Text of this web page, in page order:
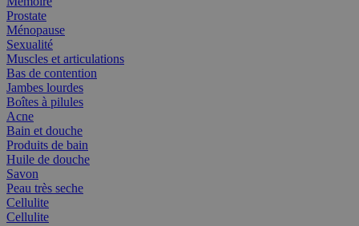
Prostate
Ménopause
Sexualité
Muscles et articulations
Bas de contention
Jambes lourdes
Boîtes à pilules
Acne
Bain et douche
Produits de bain
Huile de douche
Savon
Peau très seche
Cellulite
Cellulite